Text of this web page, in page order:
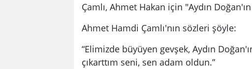
Çamlı, Ahmet Hakan için "Aydın
Ahmet Hamdi Çamlı'nın sözleri şöyle:
“Elimizde büyüyen gevşek, Aydın
çıkarttım seni, sen adam oldun.”